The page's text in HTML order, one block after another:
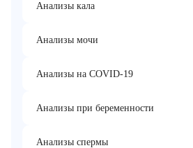
Анализы кала
Анализы мочи
Анализы на COVID-19
Анализы при беременности
Анализы спермы